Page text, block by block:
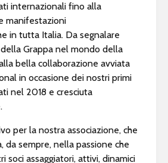
internazionali fino alla
manifestazioni
in tutta Italia. Da segnalare
Grappa nel mondo della
bella collaborazione avviata
in occasione dei nostri primi
nel 2018 e cresciuta
per la nostra associazione, che
da sempre, nella passione che
soci assaggiatori, attivi, dinamici